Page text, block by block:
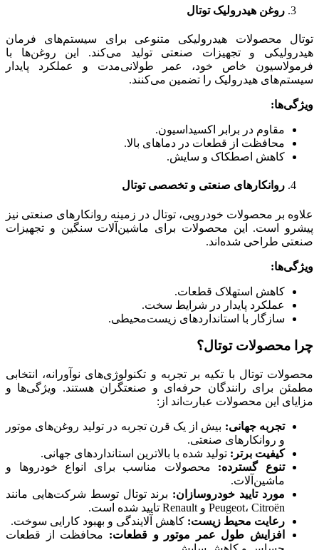
روغن هیدرولیک توتال
توتال محصولات هیدرولیکی متنوعی برای سیستم‌های فرمان
هیدرولیکی و تجهیزات صنعتی تولید می‌کند. این روغن‌ها با
فرمولاسیون خاص خود، عمر طولانی‌مدت و عملکرد پایدار
سیستم‌های هیدرولیک را تضمین می‌کنند.
ویژگی‌ها:
مقاوم در برابر اکسیداسیون.
محافظت از قطعات در دماهای بالا.
کاهش اصطکاک و سایش.
روانکارهای صنعتی و تخصصی توتال
علاوه بر محصولات خودرویی، توتال در زمینه روانکارهای صنعتی نیز
پیشرو است. این محصولات برای ماشین‌آلات سنگین و تجهیزات
صنعتی طراحی شده‌اند.
ویژگی‌ها:
کاهش استهلاک قطعات.
عملکرد پایدار در شرایط سخت.
سازگار با استانداردهای زیست‌محیطی.
چرا محصولات توتال؟
محصولات توتال با تکیه بر تجربه و تکنولوژی‌های نوآورانه، انتخابی
مطمئن برای رانندگان حرفه‌ای و صنعتگران هستند. ویژگی‌ها و
مزایای این محصولات عبارت‌اند از:
تجربه جهانی: بیش از یک قرن تجربه در تولید روغن‌های موتور
و روانکارهای صنعتی.
کیفیت برتر : تولید شده با بالاترین استانداردهای جهانی.
تنوع گسترده: محصولات مناسب برای انواع خودروها و
ماشین‌آلات.
مورد تایید خودروسازان: برند توتال توسط شرکت‌هایی مانند
Peugeot، Citroën و Renault تایید شده است.
رعایت محیط زیست: کاهش آلایندگی و بهبود کارایی سوخت.
افزایش طول عمر موتور و قطعات: محافظت از قطعات